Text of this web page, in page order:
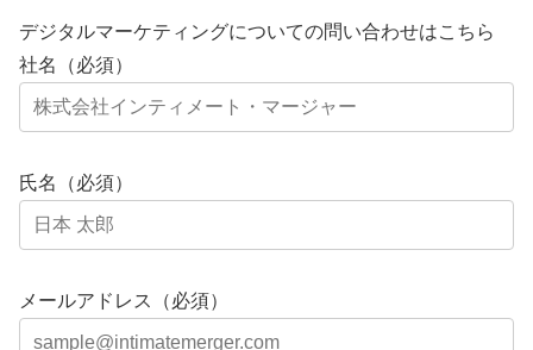
デジタルマーケティングについての問い合わせはこちら
社名（必須）
氏名（必須）
メールアドレス（必須）